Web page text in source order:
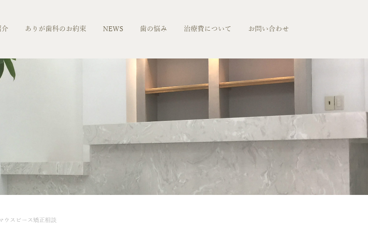
ありが歯科のお約束 NEWS 歯の悩み 治療費について お問い合わせ
ウスピース矯正相談